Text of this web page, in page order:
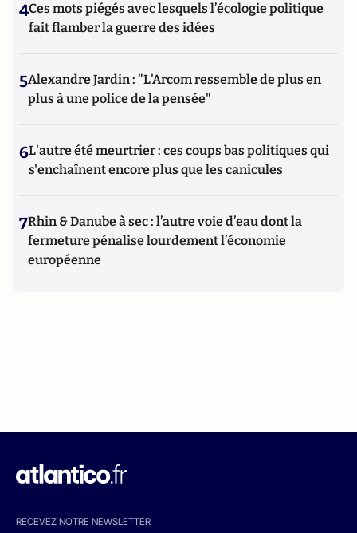
4Ces mots piégés avec lesquels l’écologie politique
fait flamber la guerre des idées
5Alexandre Jardin : "L'Arcom ressemble de plus en
plus à une police de la pensée"
6L'autre été meurtrier : ces coups bas politiques qui
s'enchaînent encore plus que les canicules
7Rhin & Danube à sec : l’autre voie d’eau dont la
fermeture pénalise lourdement l’économie
européenne
RECEVEZ NOTRE NEWSLETTER